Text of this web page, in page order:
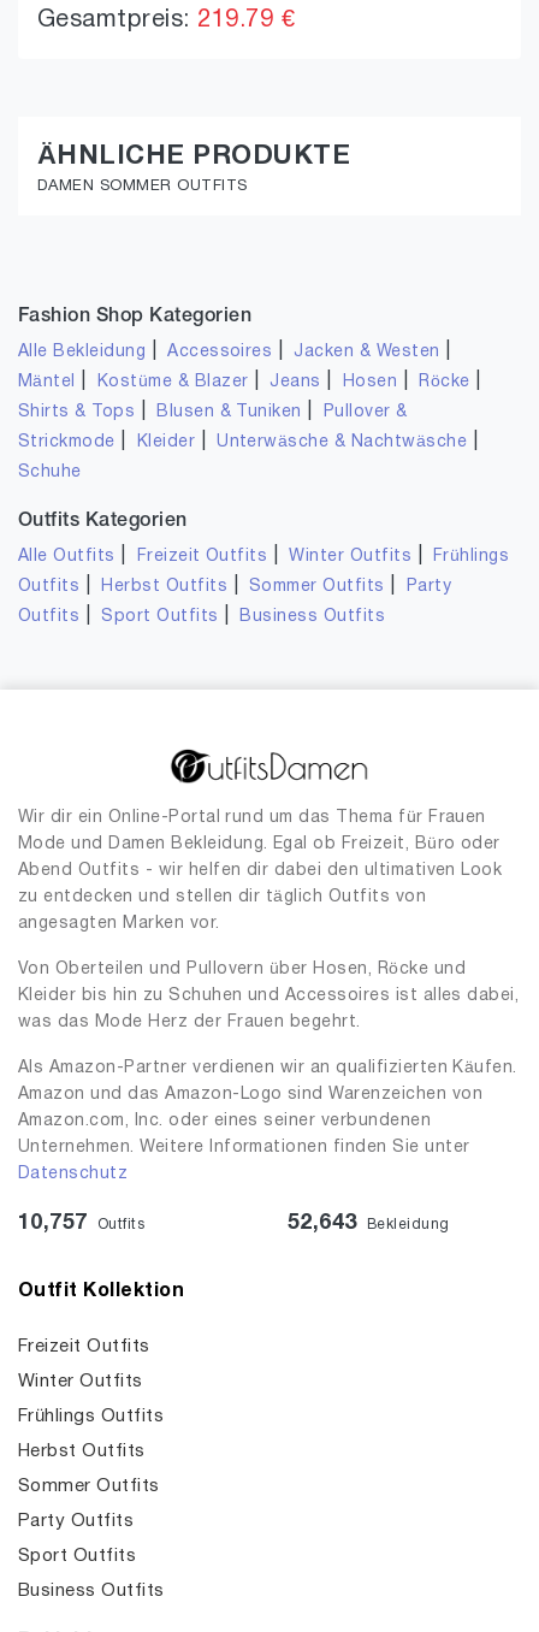
Gesamtpreis: 219.79 €
ÄHNLICHE PRODUKTE
DAMEN SOMMER OUTFITS
Fashion Shop Kategorien
Alle Bekleidung |Accessoires Jacken & Westen
Mäntel Kostüme & Blazer Jeans Hosen Röcke
Shirts & Tops Blusen & Tuniken
Pullover &
Strickmode
Kleider |Unterwäsche & Nachtwäsche
Schuhe
Outfits Kategorien
Alle Outfits Freizeit Outfits |Winter Outfits
Frühlings
Outfits
Herbst Outfits Sommer Outfits
Party
Outfits
Sport Outfits Business Outfits
Wir dir ein Online-Portal rund um das Thema für Frauen
Mode und Damen Bekleidung. Egal ob Freizeit, Büro oder
Abend Outfits - wir helfen dir dabei den ultimativen Look
zu entdecken und stellen dir täglich Outfits von
angesagten Marken vor.
Von Oberteilen und Pullovern über Hosen, Röcke und
Kleider bis hin zu Schuhen und Accessoires ist alles dabei,
was das Mode Herz der Frauen begehrt.
Als Amazon-Partner verdienen wir an qualifizierten Käufen.
Amazon und das Amazon-Logo sind Warenzeichen von
Amazon.com, Inc. oder eines seiner verbundenen
Unternehmen. Weitere Informationen finden Sie unter
Datenschutz
10,757 Outfits 52,643 Bekleidung
Outfit Kollektion
Freizeit Outfits
Winter Outfits
Frühlings Outfits
Herbst Outfits
Sommer Outfits
Party Outfits
Sport Outfits
Business Outfits